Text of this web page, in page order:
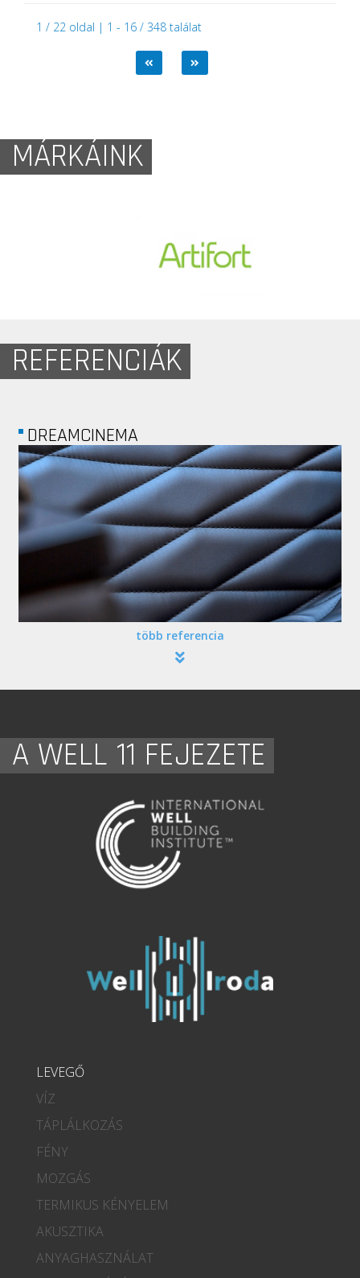
1 / 22 oldal | 1 - 16 / 348 találat
MÁRKÁINK
REFERENCIÁK
DREAMCINEMA
több referencia
A WELL 11 FEJEZETE
LEVEGŐ
VÍZ
TÁPLÁLKOZÁS
FÉNY
MOZGÁS
TERMIKUS KÉNYELEM
AKUSZTIKA
ANYAGHASZNÁLAT